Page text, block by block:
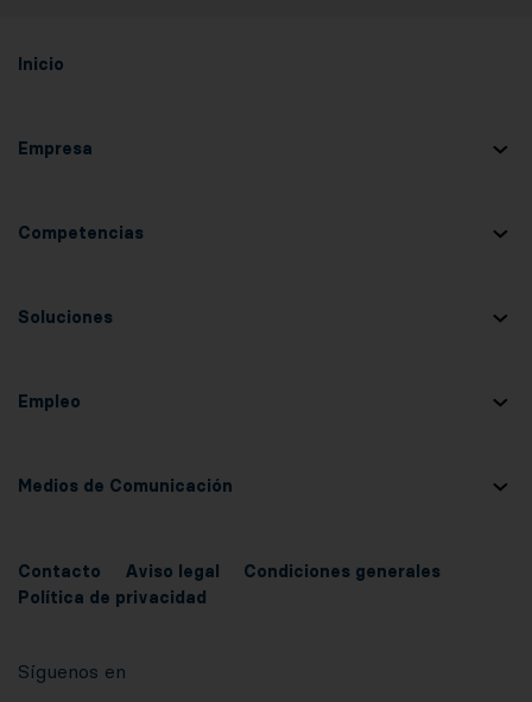
Inicio
Empresa
Competencias
Soluciones
Empleo
Medios de Comunicación
Contacto Aviso legal
Condiciones generales
Política de privacidad
Síguenos en